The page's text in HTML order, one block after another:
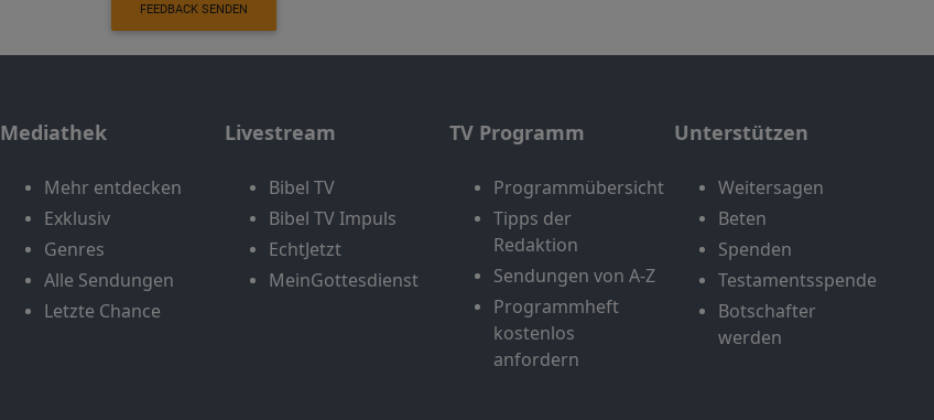
FEEDBACK SENDEN
Mediathek
Mehr entdecken
Exklusiv
Genres
Alle Sendungen
Letzte Chance
Livestream
Bibel TV
Bibel TV Impuls
EchtJetzt
MeinGottesdienst
TV Programm
Programmübersicht
Tipps der
Redaktion
Sendungen von A-Z
Programmheft
kostenlos
anfordern
Unterstützen
Weitersagen
Beten
Spenden
Testamentsspende
Botschafter
werden